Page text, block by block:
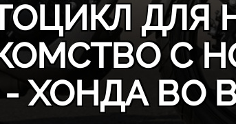
ДЛЯ
С
- ХОНДА ВО